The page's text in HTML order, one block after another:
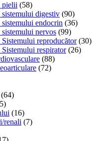
pielii (58)
digestiv (90)
endocrin (36)
nervos (99)
reproducător (30)
respirator (26)
(88)
(72)
(64)
(16)
renali (7)